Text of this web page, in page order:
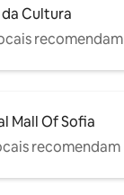
Cultura
recomendam
Mall Of Sofia
recomendam